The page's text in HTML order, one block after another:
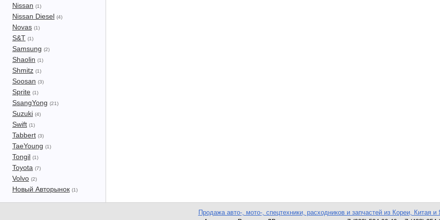
Nissan (1)
Nissan Diesel (4)
Novas (1)
S&T (1)
Samsung (2)
Shaolin (1)
Shmitz (1)
Soosan (3)
Sprite (1)
SsangYong (21)
Suzuki (4)
Swift (1)
Tabbert (3)
TaeYoung (1)
Tongil (1)
Toyota (7)
Volvo (2)
Новый Авторынок (1)
Продажа авто-, мото-, спецтехники, расходников и запчастей из Кореи, Китая и